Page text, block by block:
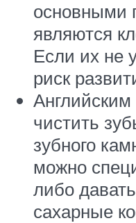
основными
являются
Если их не
риск
чистить
зубного
можно
либо
сахарные